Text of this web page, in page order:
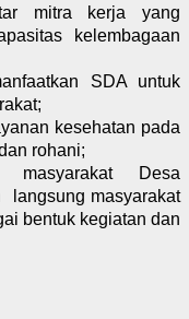
mitra kerja yang
kelembagaan
SDA untuk
kesehatan pada
rohani;
masyarakat Desa
langsung masyarakat
bentuk kegiatan dan